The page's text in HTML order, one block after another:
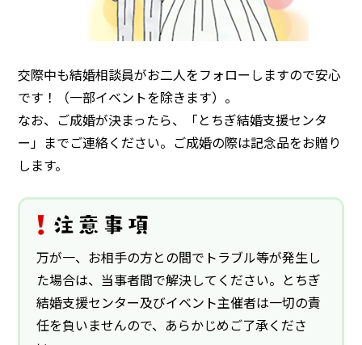
交際中も結婚相談員がお二人をフォローしますので安心
です！（一部イベントを除きます）。
なお、ご成婚が決まったら、「とちぎ結婚支援センタ
ー」までご連絡ください。ご成婚の際は記念品をお贈り
します。
万が一、お相手の方との間でトラブル等が発生し
た場合は、当事者間で解決してください。とちぎ
結婚支援センター及びイベント主催者は一切の責
任を負いませんので、あらかじめご了承くださ